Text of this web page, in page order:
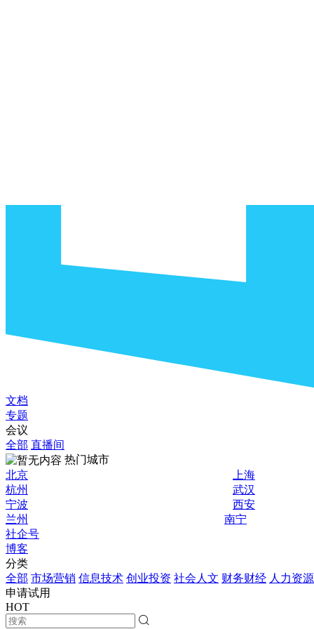
文档
专题
会议
全部 直播间
热门城市
北京
上海
杭州
武汉
宁波
西安
兰州
南宁
社企号
博客
分类
全部 市场营销 信息技术 创业投资 社会人文 财务财经 人力资源
申请试用
HOT